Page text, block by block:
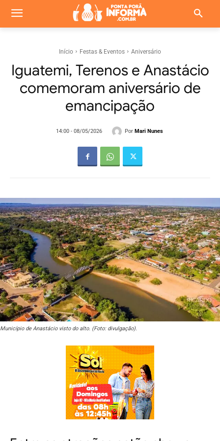
Início Festas & Eventos Aniversário
Iguatemi, Terenos e Anastácio
comemoram aniversário de
emancipação
14:00 - 08/05/2026 Por Mari Nunes
Município de Anastácio visto do alto. (Foto: divulgação).